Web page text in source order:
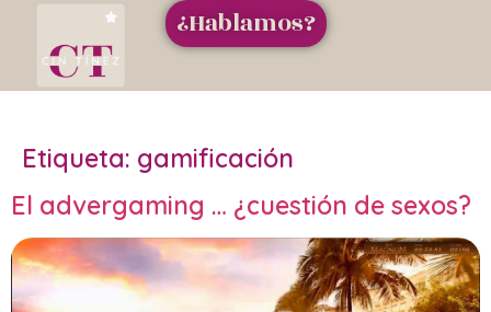
¿Hablamos?
Etiqueta: gamificación
El advergaming … ¿cuestión de sexos?